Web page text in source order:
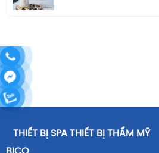
THIẾT BỊ SPA THIẾT BỊ THẨM MỸ